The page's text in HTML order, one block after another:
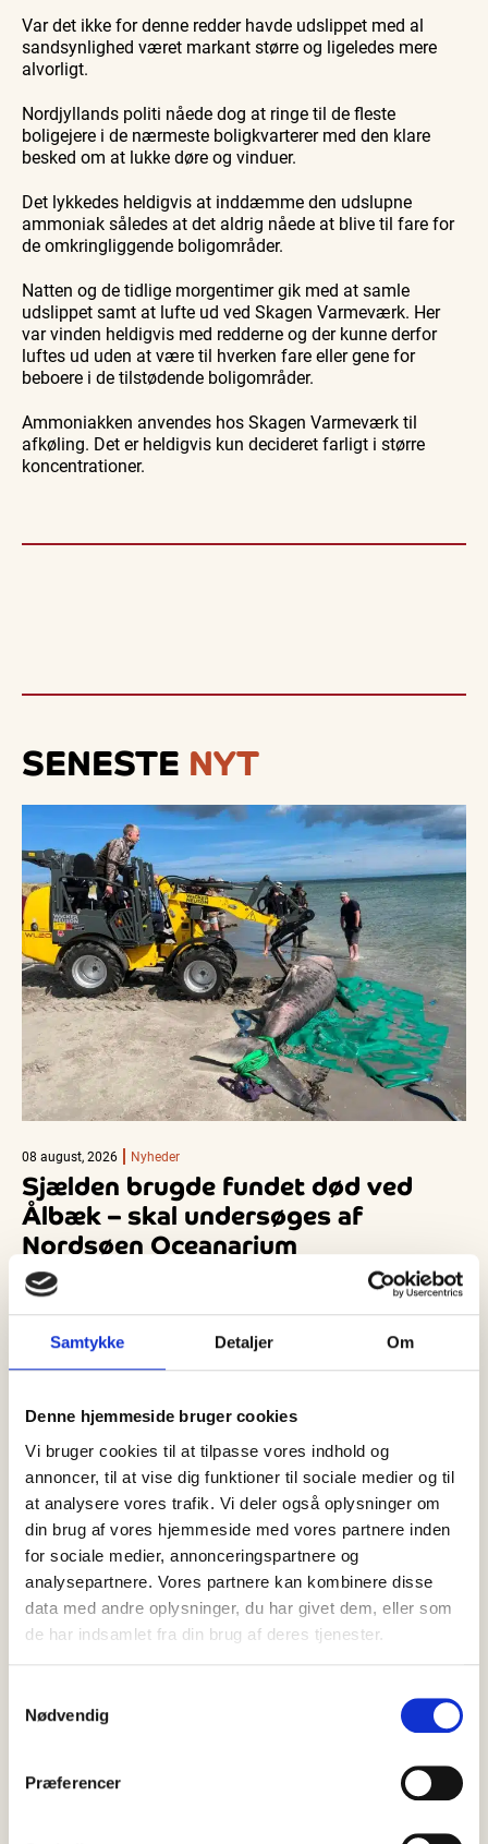
Samtykke Detaljer Om
Denne hjemmeside bruger cookies
Vi bruger cookies til at tilpasse vores indhold og
annoncer, til at vise dig funktioner til sociale medier og til
at analysere vores trafik. Vi deler også oplysninger om
din brug af vores hjemmeside med vores partnere inden
for sociale medier, annonceringspartnere og
analysepartnere. Vores partnere kan kombinere disse
data med andre oplysninger, du har givet dem, eller som
de har indsamlet fra din brug af deres tjenester.
Nødvendig
Præferencer
Var det ikke for denne redder havde udslippet med al
sandsynlighed været markant større og ligeledes mere
alvorligt.
Nordjyllands politi nåede dog at ringe til de fleste
boligejere i de nærmeste boligkvarterer med den klare
besked om at lukke døre og vinduer.
Det lykkedes heldigvis at inddæmme den udslupne
ammoniak således at det aldrig nåede at blive til fare for
de omkringliggende boligområder.
Natten og de tidlige morgentimer gik med at samle
udslippet samt at lufte ud ved Skagen Varmeværk. Her
var vinden heldigvis med redderne og der kunne derfor
luftes ud uden at være til hverken fare eller gene for
beboere i de tilstødende boligområder.
Ammoniakken anvendes hos Skagen Varmeværk til
afkøling. Det er heldigvis kun decideret farligt i større
koncentrationer.
SENESTE NYT
08 august, 2026 Nyheder
Sjælden brugde fundet død ved
Ålbæk – skal undersøges af
Nordsøen Oceanarium
Lørdag den 8. august blev den brugde, som siden torsdag har
været observeret ved Ålbæk i Nordjylland, fundet død cirka…
07 august, 2026
Skagen
Er der noget, der kan få mig op i det røde felt, er det, når jeg på